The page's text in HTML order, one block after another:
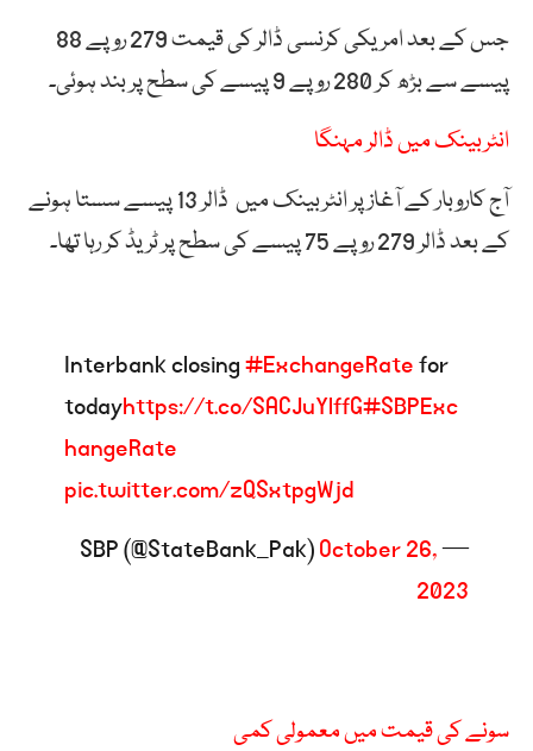
جس کے بعد امریکی کرنسی ڈالر کی قیمت 279 روپے 88
پیسے سے بڑھ کر 280 روپے 9 پیسے کی سطح پر بند ہوئی۔
انٹربینک میں ڈالر مہنگا
آج کاروبار کے آغاز پر انٹربینک میں ڈالر 13 پیسے سستا ہونے
کے بعد ڈالر 279 روپے 75 پیسے کی سطح پر ٹریڈ کر رہا تھا۔
Interbank closing#ExchangeRatefor
todayhttps://t.co/SACJuYlffG#SBPExc
hangeRate
pic.twitter.com/zQSxtpgWjd
— SBP (@StateBank_Pak)
October 26,
2023
سونے کی قیمت میں معمولی کمی